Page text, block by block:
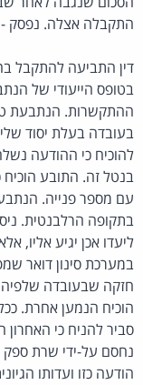
התקבלה אצלה. נפסק -
דין התביעה להתקבל
בטופס הייעודי של
ההתקשרות. הנתבעת
בעובדה בעלת יסוד
להוכיח כי ההודעה
בנטל זה. התובע
עם מספר פנייה.
בתקופה הרלבנטית.
ליעדו אכן יגיע אליו,
במערכת סינון דואר
חזקה שבעובדה שלפיה
הוכיח הנמען אחרת.
סביר להניח כי
נחסם על-ידי שרת
הודעה כזו ועדותו